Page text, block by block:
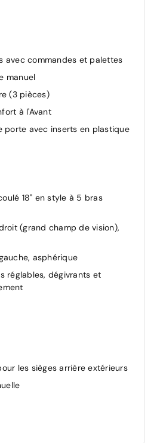
et 2 x raccords USB dans le
(DAB)
avec commandes et palettes
manuel
(3 pièces)
à l'Avant
porte avec inserts en plastique
pour les sièges Avant
de pavillon à l’avant incluant
arrière, miroirs de
du coffre, éclairage au
18" en style à 5 bras
(grand champ de vision),
asphérique
réglables, dégivrants et
les sièges arrière extérieurs